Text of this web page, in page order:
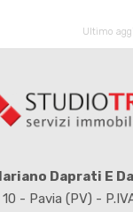
Ultimo
Daprati E
- Pavia (PV) -